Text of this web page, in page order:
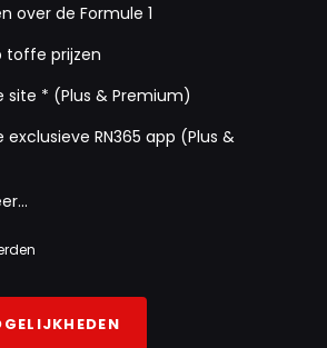
over de Formule 1
toffe prijzen
site * (Plus & Premium)
RN365 app (Plus &